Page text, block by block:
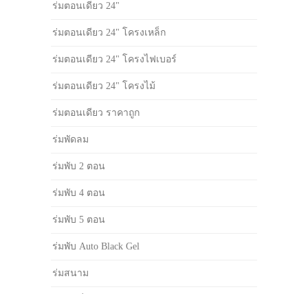
ร่มตอนเดียว 24"
ร่มตอนเดียว 24" โครงเหล็ก
ร่มตอนเดียว 24" โครงไฟเบอร์
ร่มตอนเดียว 24" โครงไม้
ร่มตอนเดียว ราคาถูก
ร่มพัดลม
ร่มพับ 2 ตอน
ร่มพับ 4 ตอน
ร่มพับ 5 ตอน
ร่มพับ Auto Black Gel
ร่มสนาม